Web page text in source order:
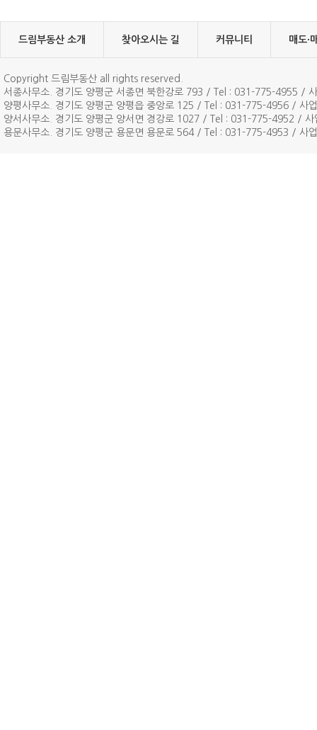
드림부동산 소개 찾아오시는 길 커뮤니티 매도·
Copyright 드림부동산 all rights reserved.
서종사무소. 경기도 양평군 서종면 북한강로 793 / Tel : 031-775-4955 /
양평사무소. 경기도 양평군 양평읍 중앙로 125 / Tel : 031-775-4956 /
양서사무소. 경기도 양평군 양서면 경강로 1027 / Tel : 031-775-4952 /
용문사무소. 경기도 양평군 용문면 용문로 564 / Tel : 031-775-4953 /